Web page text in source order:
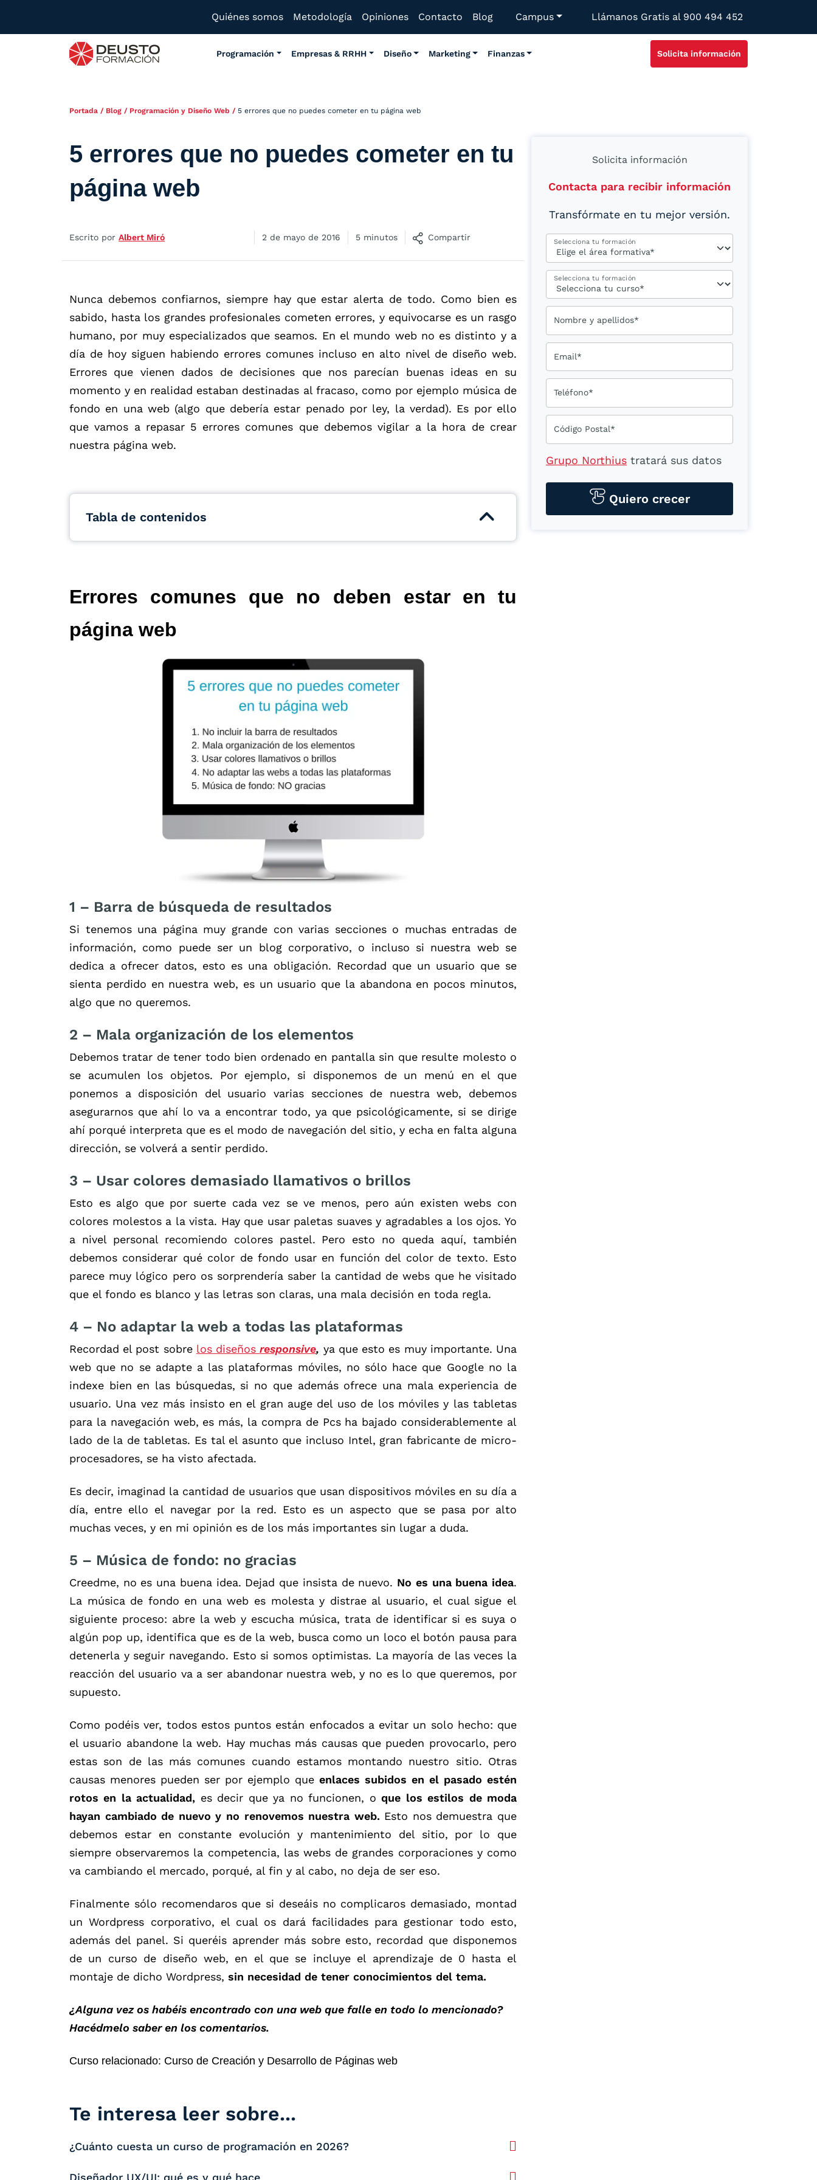
Quiénes somos Metodología Opiniones Contacto Blog Campus Llámanos Gratis al 900 494 452
Programación Empresas & RRHH Diseño Marketing Finanzas Solicita información
Portada / Blog / Programación y Diseño Web / 5 errores que no puedes cometer en tu página web
5 errores que no puedes cometer en tu
página web
Escrito por Albert Miró 2 de mayo de 2016 5 minutos Compartir
Nunca debemos confiarnos, siempre hay que estar alerta de todo. Como bien es
sabido, hasta los grandes profesionales cometen errores, y equivocarse es un rasgo
humano, por muy especializados que seamos. En el mundo web no es distinto y a
día de hoy siguen habiendo errores comunes incluso en alto nivel de diseño web.
Errores que vienen dados de decisiones que nos parecían buenas ideas en su
momento y en realidad estaban destinadas al fracaso, como por ejemplo música de
fondo en una web (algo que debería estar penado por ley, la verdad). Es por ello
que vamos a repasar 5 errores comunes que debemos vigilar a la hora de crear
nuestra página web.
Tabla de contenidos
Errores comunes que no deben estar en tu
página web
1 – Barra de búsqueda de resultados
Si tenemos una página muy grande con varias secciones o muchas entradas de
información, como puede ser un blog corporativo, o incluso si nuestra web se
dedica a ofrecer datos, esto es una obligación. Recordad que un usuario que se
sienta perdido en nuestra web, es un usuario que la abandona en pocos minutos,
algo que no queremos.
2 – Mala organización de los elementos
Debemos tratar de tener todo bien ordenado en pantalla sin que resulte molesto o
se acumulen los objetos. Por ejemplo, si disponemos de un menú en el que
ponemos a disposición del usuario varias secciones de nuestra web, debemos
asegurarnos que ahí lo va a encontrar todo, ya que psicológicamente, si se dirige
ahí porqué interpreta que es el modo de navegación del sitio, y echa en falta alguna
dirección, se volverá a sentir perdido.
3 – Usar colores demasiado llamativos o brillos
Esto es algo que por suerte cada vez se ve menos, pero aún existen webs con
colores molestos a la vista. Hay que usar paletas suaves y agradables a los ojos. Yo
a nivel personal recomiendo colores pastel. Pero esto no queda aquí, también
debemos considerar qué color de fondo usar en función del color de texto. Esto
parece muy lógico pero os sorprendería saber la cantidad de webs que he visitado
que el fondo es blanco y las letras son claras, una mala decisión en toda regla.
4 – No adaptar la web a todas las plataformas
Recordad el post sobre los diseñosresponsive, ya que esto es muy importante. Una
web que no se adapte a las plataformas móviles, no sólo hace que Google no la
indexe bien en las búsquedas, si no que además ofrece una mala experiencia de
usuario. Una vez más insisto en el gran auge del uso de los móviles y las tabletas
para la navegación web, es más, la compra de Pcs ha bajado considerablemente al
lado de la de tabletas. Es tal el asunto que incluso Intel, gran fabricante de micro-
procesadores, se ha visto afectada.
Es decir, imaginad la cantidad de usuarios que usan dispositivos móviles en su día a
día, entre ello el navegar por la red. Esto es un aspecto que se pasa por alto
muchas veces, y en mi opinión es de los más importantes sin lugar a duda.
5 – Música de fondo: no gracias
Creedme, no es una buena idea. Dejad que insista de nuevo. No es una buena idea.
La música de fondo en una web es molesta y distrae al usuario, el cual sigue el
siguiente proceso: abre la web y escucha música, trata de identificar si es suya o
algún pop up, identifica que es de la web, busca como un loco el botón pausa para
detenerla y seguir navegando. Esto si somos optimistas. La mayoría de las veces la
reacción del usuario va a ser abandonar nuestra web, y no es lo que queremos, por
supuesto.
Como podéis ver, todos estos puntos están enfocados a evitar un solo hecho: que
el usuario abandone la web. Hay muchas más causas que pueden provocarlo, pero
estas son de las más comunes cuando estamos montando nuestro sitio. Otras
causas menores pueden ser por ejemplo que enlaces subidos en el pasado estén
rotos en la actualidad, es decir que ya no funcionen, oque los estilos de moda
hayan cambiado de nuevo y no renovemos nuestra web. Esto nos demuestra que
debemos estar en constante evolución y mantenimiento del sitio, por lo que
siempre observaremos la competencia, las webs de grandes corporaciones y como
va cambiando el mercado, porqué, al fin y al cabo, no deja de ser eso.
Finalmente sólo recomendaros que si deseáis no complicaros demasiado, montad
un Wordpress corporativo, el cual os dará facilidades para gestionar todo esto,
además del panel. Si queréis aprender más sobre esto, recordad que disponemos
de un curso de diseño web, en el que se incluye el aprendizaje de 0 hasta el
montaje de dicho Wordpress, sin necesidad de tener conocimientos del tema.
¿Alguna vez os habéis encontrado con una web que falle en todo lo mencionado?
Hacédmelo saber en los comentarios.
Curso relacionado: Curso de Creación y Desarrollo de Páginas web
Te interesa leer sobre...
¿Cuánto cuesta un curso de programación en 2026?
Diseñador UX/UI: qué es y qué hace
Solicita información
Contacta para recibir información
Transfórmate en tu mejor versión.
Selecciona tu formación
Selecciona tu formación
Nombre y apellidos*
Email*
Teléfono*
Código Postal*
Grupo Northius tratará sus datos
medios tecnológicos, incluso
aplicaciones de mensajería
Quiero crecer